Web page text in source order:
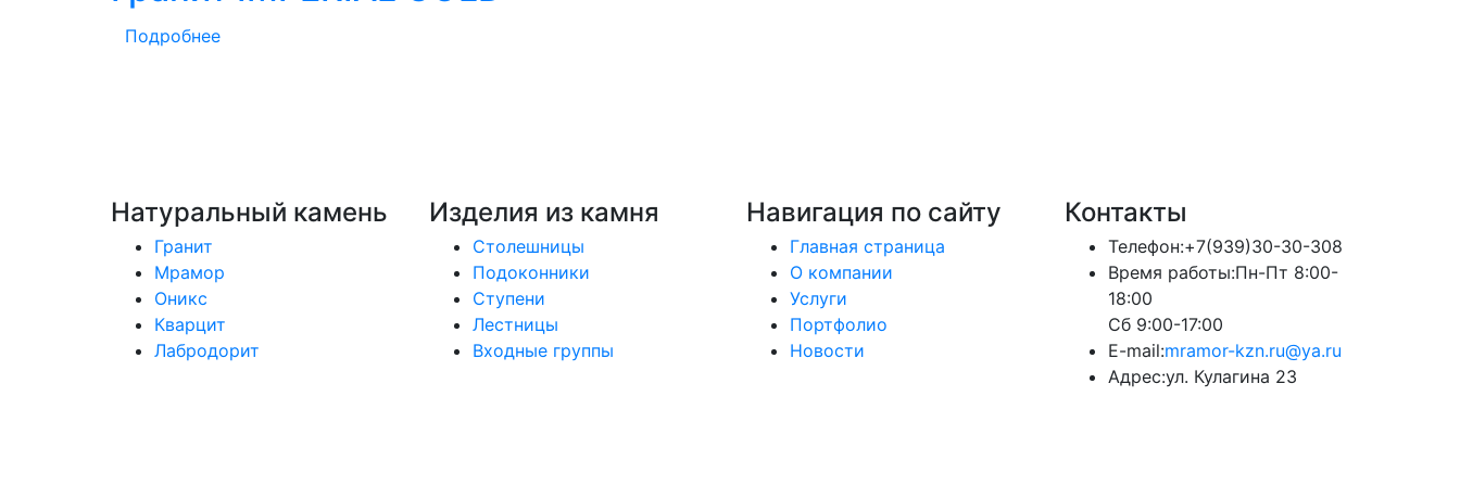
Подробнее
Натуральный камень
Гранит
Мрамор
Оникс
Кварцит
Лабродорит
Изделия из камня
Столешницы
Подоконники
Ступени
Лестницы
Входные группы
Навигация по сайту
Главная страница
О компании
Услуги
Портфолио
Новости
Контакты
Телефон:+7(939)30-30-308
Время работы:Пн-Пт 8:00-
18:00
Сб 9:00-17:00
E-mail:mramor-kzn.ru@ya.ru
Адрес:ул. Кулагина 23